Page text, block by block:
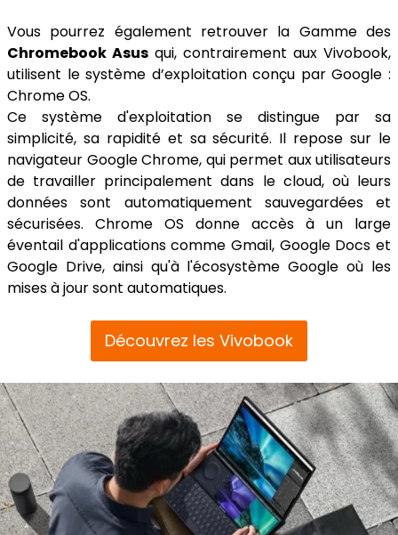
Vous pourrez également retrouver la Gamme des
Chromebook Asus qui, contrairement aux Vivobook,
utilisent le système d’exploitation conçu par Google :
Chrome OS.
Ce système d'exploitation se distingue par sa
simplicité, sa rapidité et sa sécurité. Il repose sur le
navigateur Google Chrome, qui permet aux utilisateurs
de travailler principalement dans le cloud, où leurs
données sont automatiquement sauvegardées et
sécurisées. Chrome OS donne accès à un large
éventail d'applications comme Gmail, Google Docs et
Google Drive, ainsi qu'à l'écosystème Google où les
mises à jour sont automatiques.
Découvrez les Vivobook